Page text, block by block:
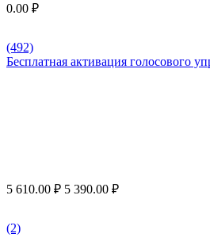
0.00 ₽
(492)
Бесплатная активация голосового
5 610.00 ₽ 5 390.00 ₽
(2)